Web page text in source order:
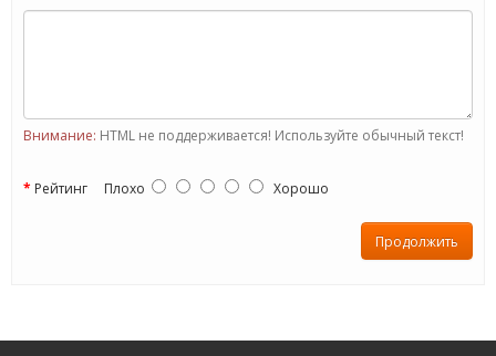
Внимание: HTML не поддерживается! Используйте обычный текст!
Рейтинг Плохо Хорошо
Продолжить